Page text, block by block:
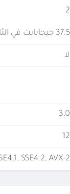
2
37.5 جيجابايت في الثانية
لا
3.0
12
SSE4.2, AVX-2